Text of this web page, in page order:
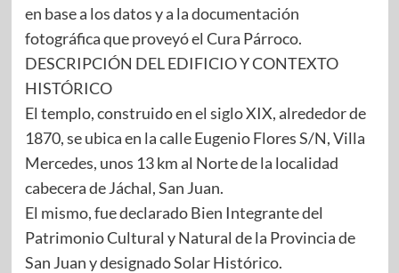
en base a los datos y a la documentación
fotográfica que proveyó el Cura Párroco.
DESCRIPCIÓN DEL EDIFICIO Y CONTEXTO
HISTÓRICO
El templo, construido en el siglo XIX, alrededor de
1870, se ubica en la calle Eugenio Flores S/N, Villa
Mercedes, unos 13 km al Norte de la localidad
cabecera de Jáchal, San Juan.
El mismo, fue declarado Bien Integrante del
Patrimonio Cultural y Natural de la Provincia de
San Juan y designado Solar Histórico.